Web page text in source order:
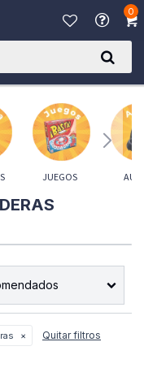
0
JUEGOS
Quitar filtros